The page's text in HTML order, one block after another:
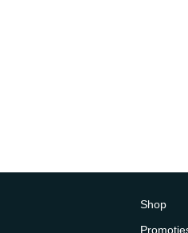
Shop